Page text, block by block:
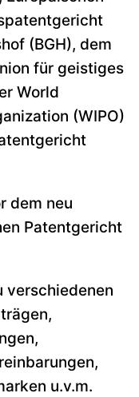
(BGH), dem
für geistiges
World
(WIPO)
dem neu
Patentgericht
verschiedenen
u.v.m.